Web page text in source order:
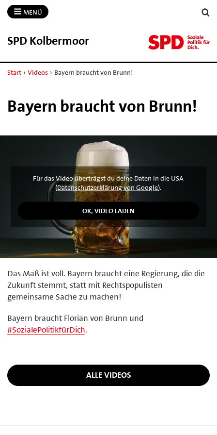
MENÜ
SPD Kolbermoor
Start › Videos › Bayern braucht von Brunn!
Bayern braucht von Brunn!
Für das Video überträgst du deine Daten in die USA
(Datenschutzerklärung von Google).
Das Maß ist voll. Bayern braucht eine Regierung, die die
Zukunft stemmt, statt mit Rechtspopulisten
gemeinsame Sache zu machen!
Bayern braucht Florian von Brunn und
#SozialePolitikfürDich.
ALLE VIDEOS